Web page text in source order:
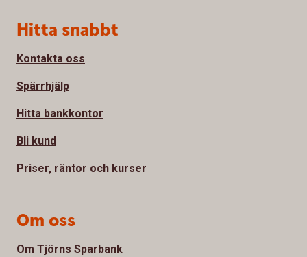
Sidfot
Hitta snabbt
Kontakta oss
Spärrhjälp
Hitta bankkontor
Bli kund
Priser, räntor och kurser
Om oss
Om Tjörns Sparbank